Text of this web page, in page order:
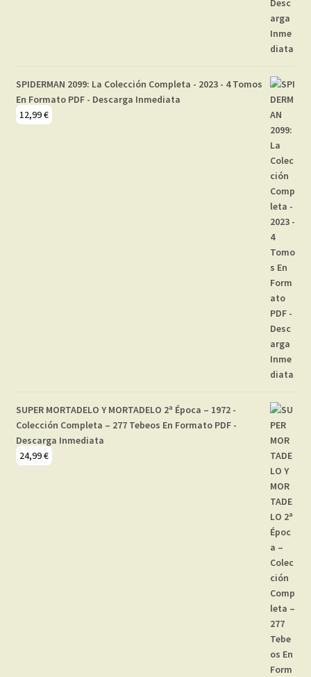
SPIDERMAN 2099: La Colección Completa - 2023 - 4 Tomos
En Formato PDF - Descarga Inmediata
12,99€
SUPER MORTADELO Y MORTADELO 2ª Época – 1972 -
Colección Completa – 277 Tebeos En Formato PDF -
Descarga Inmediata
24,99€